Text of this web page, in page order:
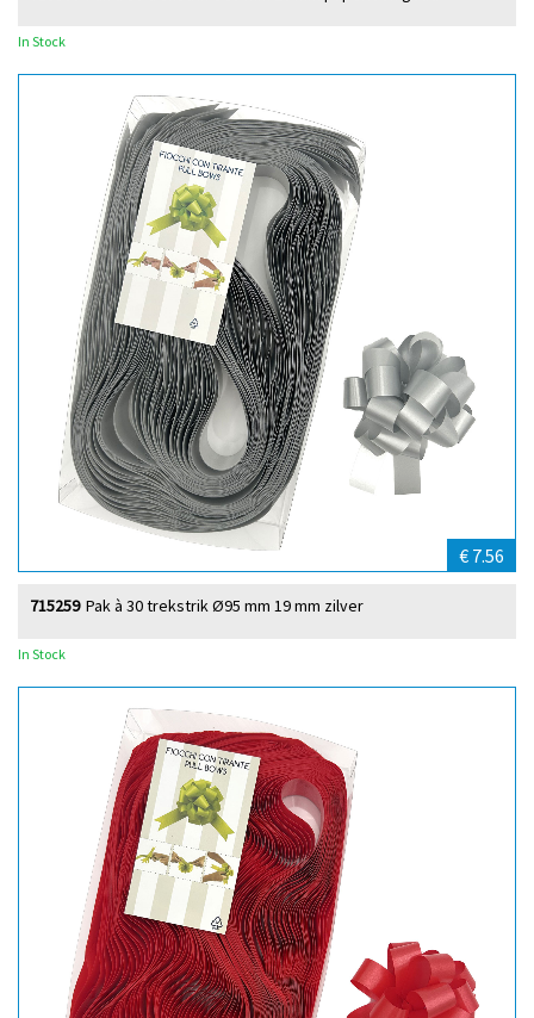
In Stock
€ 7.56
Pak à 30 trekstrik Ø95 mm 19 mm zilver
715259
In Stock